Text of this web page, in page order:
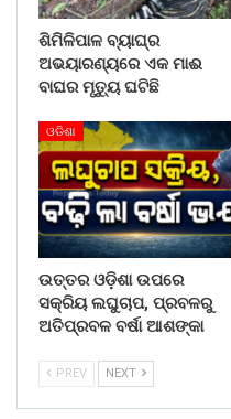
ଶିମିଳିପାଳ ବ୍ୟାଘ୍ର
ଅଭୟାରଣ୍ୟରେ ଏକ ମାଈ
ବାଘର ମୃତ୍ୟୁ ଘଟିଛି
ଓଡିଶା
ଉତ୍ତର ଓଡ଼ିଶା ଉପରେ
ସକ୍ରିୟ ଲଘୁଚାପ, ପ୍ରବଳରୁ
ଅତିପ୍ରବଳ ବର୍ଷା ଆଶଙ୍କା
PREV NEXT